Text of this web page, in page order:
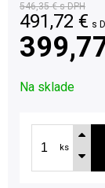
546,35 €s DPH
491,72 € s
Na sklade
ks